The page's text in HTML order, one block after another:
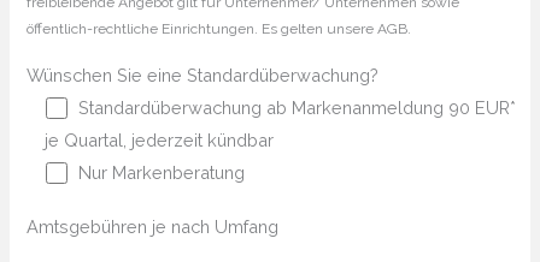
öffentlich-rechtliche Einrichtungen. Es gelten unsere AGB.
Wünschen Sie eine Standardüberwachung?
Standardüberwachung ab Markenanmeldung 90 EUR*
je Quartal, jederzeit kündbar
Nur Markenberatung
Amtsgebühren je nach Umfang